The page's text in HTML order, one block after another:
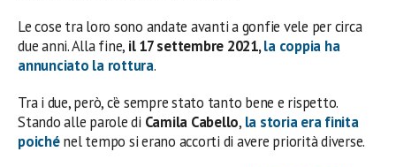
Le cose tra loro sono andate avanti a gonfie vele per circa
due anni. Alla fine, il 17 settembre 2021,la coppia ha
annunciato la rottura.
Tra i due, però, c’è sempre stato tanto bene e rispetto.
Stando alle parole di Camila Cabello, la storia era finita
poichénel tempo si erano accorti di avere priorità diverse.